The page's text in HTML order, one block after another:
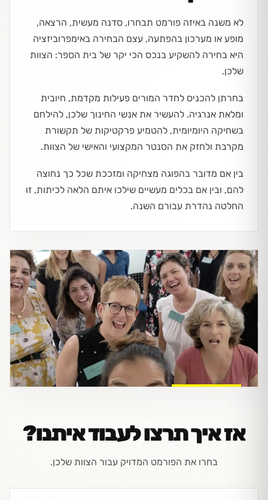
לא משנה באיזה פורמט תבחרו, סדנה מעשית, הרצאה,
מופע או מערכון בהפתעה, עצם הבחירה באימפרוביזציה
היא בחירה להשקיע בנכס הכי יקר של בית הספר: הצוות
שלכן.
בחרתן להכניס לחדר המורים פעילות מקדמת, חיובית
ומלאת אנרגיה. להעשיר את אנשי החינוך שלכן, להילחם
בשחיקה היומיומית, להטמיע פרקטיקות של תקשורת
מקרבת ולחזק את הסנטר המקצועי והאישי של הצוות.
בין אם מדובר בהפוגה מצחיקה ומזככת שכל כך נחוצה
להם, ובין אם בכלים מעשיים שילכו איתם הלאה לכיתות, זו
החלטה נהדרת עבורם השנה.
אז איך תרצו לעבוד איתנו?
בחרו את הפורמט המדויק עבור הצוות שלכן.